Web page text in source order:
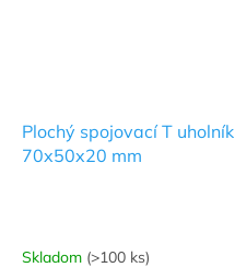
Plochý spojovací T uholník
70x50x20 mm
Skladom (>100 ks)